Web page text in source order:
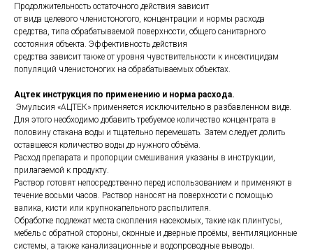
Продолжительность остаточного действия зависит
от вида целевого членистоногого, концентрации и нормы расхода
средства, типа обрабатываемой поверхности, общего санитарного
состояния объекта. Эффективность действия
средства зависит также от уровня чувствительности к инсектицидам
популяций членистоногих на обрабатываемых объектах.
Ацтек инструкция по применению и норма расхода.
Эмульсия «АЦТЕК» применяется исключительно в разбавленном виде.
Для этого необходимо добавить требуемое количество концентрата в
половину стакана воды и тщательно перемешать. Затем следует долить
оставшееся количество воды до нужного объёма.
Расход препарата и пропорции смешивания указаны в инструкции,
прилагаемой к продукту.
Раствор готовят непосредственно перед использованием и применяют в
течение восьми часов. Раствор наносят на поверхности с помощью
валика, кисти или крупнокапельного распылителя.
Обработке подлежат места скопления насекомых, такие как плинтусы,
мебель с обратной стороны, оконные и дверные проёмы, вентиляционные
системы, а также канализационные и водопроводные выводы.